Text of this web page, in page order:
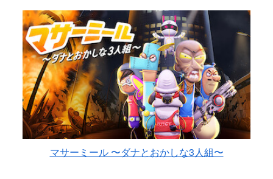
マサーミール 〜ダナとおかしな3人組〜